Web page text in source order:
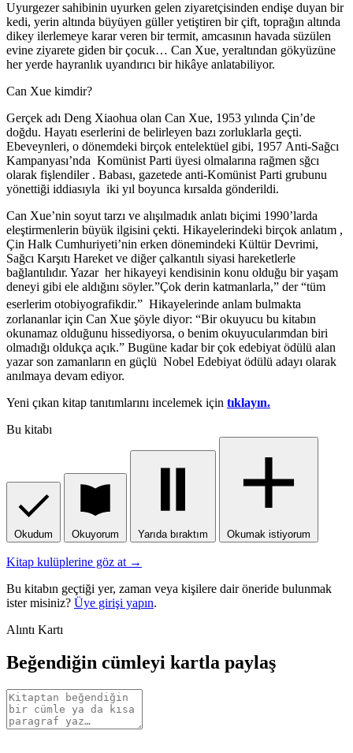
Uyurgezer sahibinin uyurken gelen ziyaretçisinden endişe duyan bir
kedi, yerin altında büyüyen güller yetiştiren bir çift, toprağın altında
dikey ilerlemeye karar veren bir termit, amcasının havada süzülen
evine ziyarete giden bir çocuk… Can Xue, yeraltından gökyüzüne
her yerde hayranlık uyandırıcı bir hikâye anlatabiliyor.
Can Xue kimdir?
Gerçek adı Deng Xiaohua olan Can Xue, 1953 yılında Çin’de
doğdu. Hayatı eserlerini de belirleyen bazı zorluklarla geçti.
Ebeveynleri, o dönemdeki birçok entelektüel gibi, 1957 Anti-Sağcı
Kampanyası’nda Komünist Parti üyesi olmalarına rağmen sğcı
olarak fişlendiler . Babası, gazetede anti-Komünist Parti grubunu
yönettiği iddiasıyla iki yıl boyunca kırsalda gönderildi.
Can Xue’nin soyut tarzı ve alışılmadık anlatı biçimi 1990’larda
eleştirmenlerin büyük ilgisini çekti. Hikayelerindeki birçok anlatım ,
Çin Halk Cumhuriyeti’nin erken dönemindeki Kültür Devrimi,
Sağcı Karşıtı Hareket ve diğer çalkantılı siyasi hareketlerle
bağlantılıdır. Yazar her hikayeyi kendisinin konu olduğu bir yaşam
deneyi gibi ele aldığını söyler.”Çok derin katmanlarla,” der “tüm
eserlerim otobiyografikdir.” Hikayelerinde anlam bulmakta
zorlananlar için Can Xue şöyle diyor: “Bir okuyucu bu kitabın
okunamaz olduğunu hissediyorsa, o benim okuyucularımdan biri
olmadığı oldukça açık.” Bugüne kadar bir çok edebiyat ödülü alan
yazar son zamanların en güçlü Nobel Edebiyat ödülü adayı olarak
anılmaya devam ediyor.
Yeni çıkan kitap tanıtımlarını incelemek için tıklayın.
Bu kitabı
Okudum Okuyorum Yarıda bıraktım Okumak istiyorum
Kitap kulüplerine göz at →
Bu kitabın geçtiği yer, zaman veya kişilere dair öneride bulunmak
ister misiniz? Üye girişi yapın.
Alıntı Kartı
Beğendiğin cümleyi kartla paylaş
Alıntı
metni